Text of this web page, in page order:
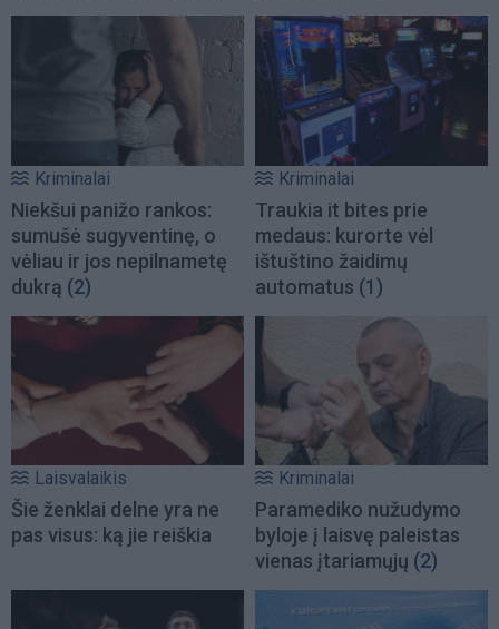
Kriminalai
Niekšui panižo rankos:
sumušė sugyventinę, o
vėliau ir jos nepilnametę
dukrą (2)
Kriminalai
Traukia it bites prie
medaus: kurorte vėl
ištuštino žaidimų
automatus (1)
Laisvalaikis
Šie ženklai delne yra ne
pas visus: ką jie reiškia
Kriminalai
Paramediko nužudymo
byloje į laisvę paleistas
vienas įtariamųjų (2)